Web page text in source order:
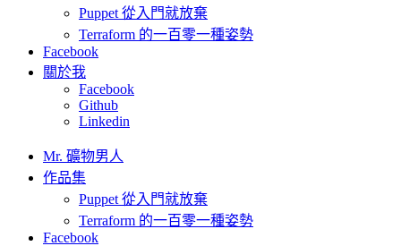
Puppet 從入門就放棄
Terraform 的一百零一種姿勢
Facebook
關於我
Facebook
Github
Linkedin
Mr. 礦物男人
作品集
Puppet 從入門就放棄
Terraform 的一百零一種姿勢
Facebook